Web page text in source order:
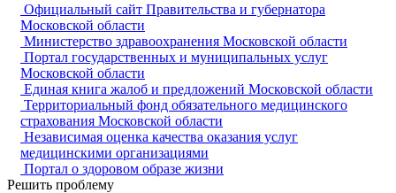
Официальный сайт Правительства и губернатора
Московской области
Министерство здравоохранения Московской области
Портал государственных и муниципальных услуг
Московской области
Единая книга жалоб и предложений Московской области
Территориальный фонд обязательного медицинского
страхования Московской области
Независимая оценка качества оказания услуг
медицинскими организациями
Портал о здоровом образе жизни
Решить проблему